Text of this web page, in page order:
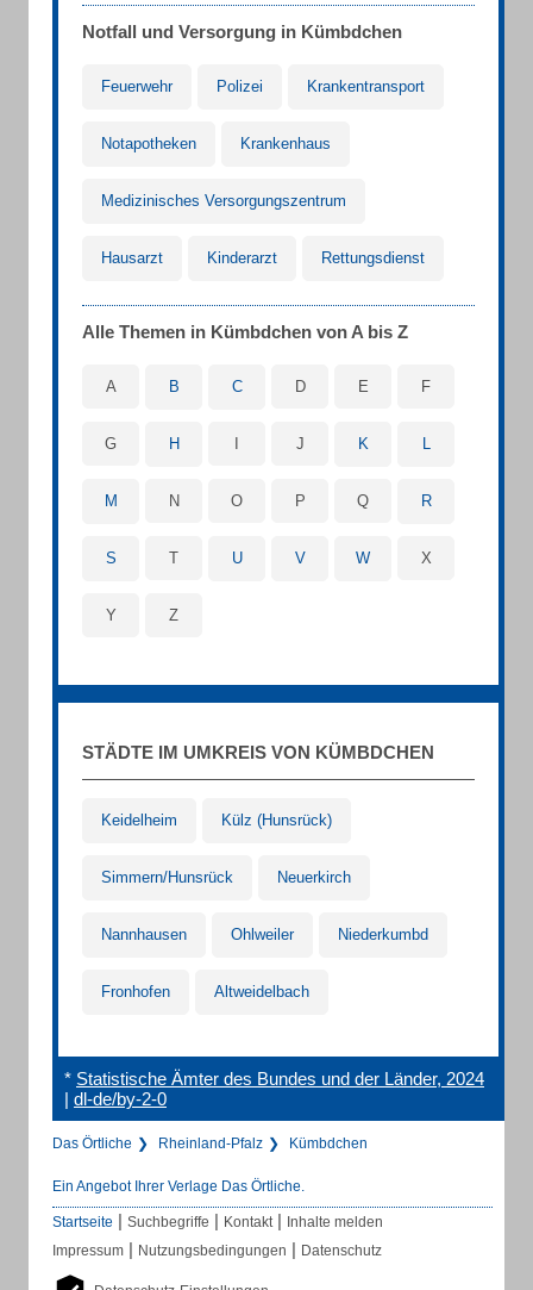
Notfall und Versorgung in Kümbdchen
Feuerwehr Polizei Krankentransport
Notapotheken Krankenhaus
Medizinisches Versorgungszentrum
Hausarzt Kinderarzt Rettungsdienst
Alle Themen in Kümbdchen von A bis Z
A B C D E F
G H J K L
M N O P Q R
S T U V W X
Y Z
STÄDTE IM UMKREIS VON KÜMBDCHEN
Keidelheim Külz (Hunsrück)
Simmern/Hunsrück Neuerkirch
Nannhausen Ohlweiler Niederkumbd
Fronhofen Altweidelbach
* Statistische Ämter des Bundes und der Länder, 2024
| dl-de/by-2-0
Das Örtliche Rheinland-Pfalz Kümbdchen
Ein Angebot Ihrer Verlage Das Örtliche.
Startseite | Suchbegriffe | Kontakt | Inhalte melden
Impressum | Nutzungsbedingungen | Datenschutz